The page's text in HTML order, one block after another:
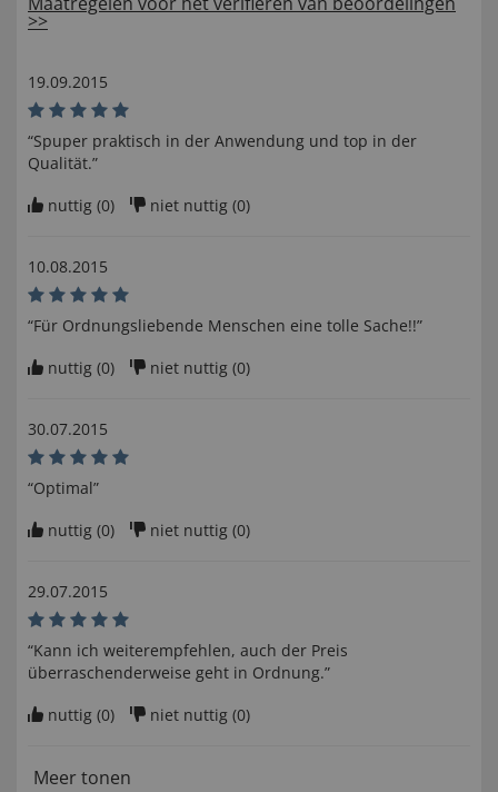
>>
19.09.2015
“Spuper praktisch in der Anwendung und top in der
Qualität.”
nuttig (0) niet nuttig (0)
10.08.2015
“Für Ordnungsliebende Menschen eine tolle Sache!!”
nuttig (0) niet nuttig (0)
30.07.2015
“Optimal”
nuttig (0) niet nuttig (0)
29.07.2015
“Kann ich weiterempfehlen, auch der Preis
überraschenderweise geht in Ordnung.”
nuttig (0) niet nuttig (0)
Meer tonen